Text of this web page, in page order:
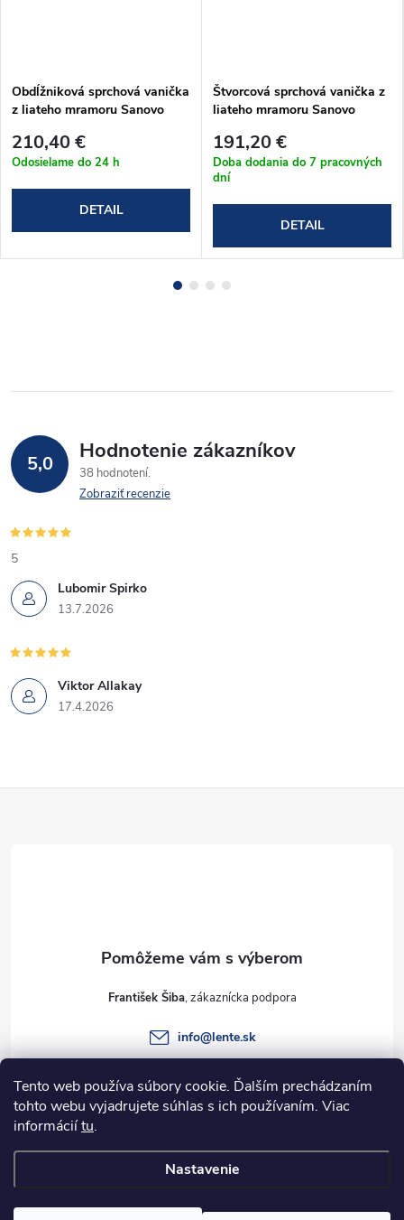
Tento web používa súbory cookie. Ďalším prechádzaním
tohto webu vyjadrujete súhlas s ich používaním. Viac
informáciítu.
Nastavenie
Obdĺžniková sprchová vanička
z liateho mramoru Sanovo
210,40 €
Odosielame do 24 h
DETAIL
Štvorcová sprchová vanička z
liateho mramoru Sanovo
protišmykom
191,20 €
Doba dodania do 7 pracovných
dní
DETAIL
5,0 Hodnotenie zákazníkov
38 hodnotení
Zobraziť recenzie
Lubomir Spirko
13.7.2026
5
Viktor Allakay
17.4.2026
e
František Šiba
info@lente.sk
Informácie pre vás
. Všetky práva vyhradené.